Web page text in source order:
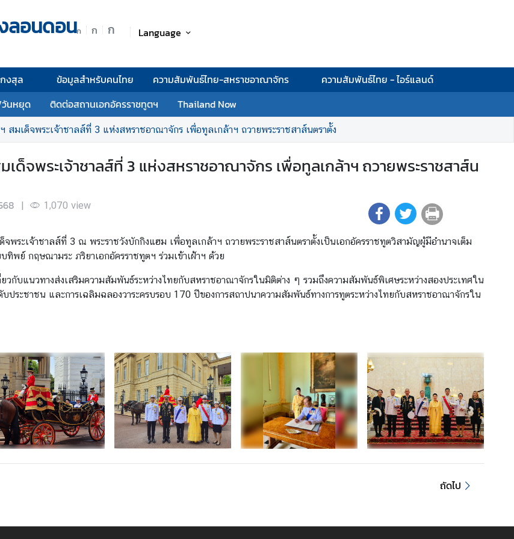
ลอนดอนก ก ก Language
งสุล ข้อมูลสำหรับคนไทย ความสัมพันธ์ไทย-สหราชอาณาจักร
ความสัมพันธ์ไทย - ไอร์แลนด์
วันหยุด
ติดต่อสถานเอกอัครราชทูตฯ Thailand Now
สมเด็จพระเจ้าชาลส์ที่ 3 แห่งสหราชอาณาจักร เพื่อทูลเกล้าฯ ถวายพระราชสาส์นตราตั้ง
ด็จพระเจ้าชาลส์ที่ 3 แห่งสหราชอาณาจักร เพื่อทูลเกล้าฯ ถวายพระราชสาส์น
| 1,070 view
ะเจ้าชาลส์ที่ 3 ณ พระราชวังบักกิงแฮม เพื่อทูลเกล้าฯ ถวายพระราชสาส์นตราตั้งเป็นเอกอัครราชทูตวิสามัญผู้มีอำนาจเต็ม
พย์ กฤษณามระ ภริยาเอกอัครราชทูตฯ ร่วมเข้าเฝ้าฯ ด้วย
กับแนวทางส่งเสริมความสัมพันธ์ระหว่างไทยกับสหราชอาณาจักรในมิติต่าง ๆ รวมถึงความสัมพันธ์พิเศษระหว่างสองประเทศใน
ประชาชน และการเฉลิมฉลองวาระครบรอบ 170 ปีของการสถาปนาความสัมพันธ์ทางการทูตระหว่างไทยกับสหราชอาณาจักรใน
ถัดไป